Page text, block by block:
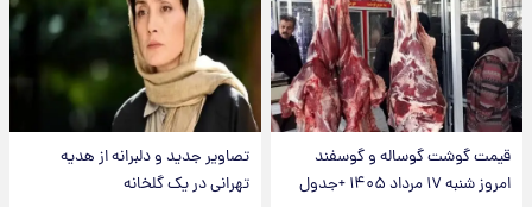
قیمت گوشت گوساله و گوسفند
امروز شنبه ۱۷ مرداد ۱۴۰۵ +جدول
تصاویر جدید و دلبرانه از هدیه
تهرانی در یک گلخانه